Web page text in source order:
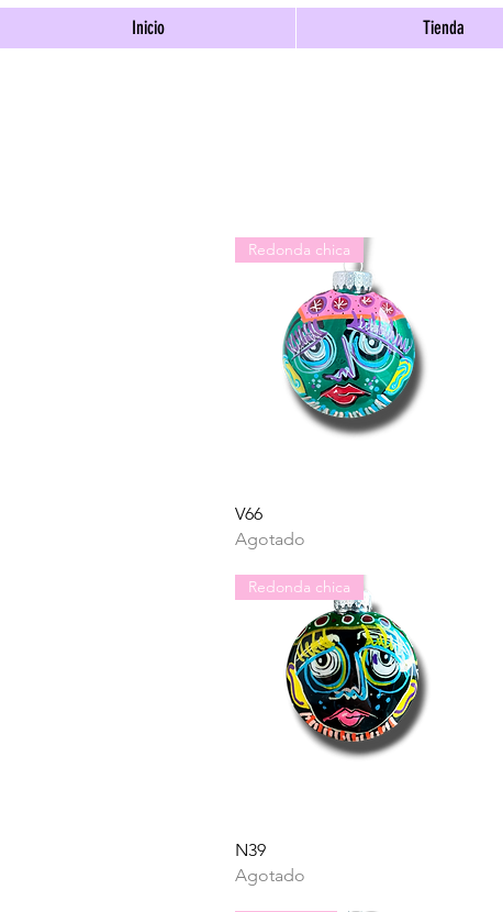
Inicio Tienda
Redonda chica
V66
Agotado
Redonda chica
N39
Agotado